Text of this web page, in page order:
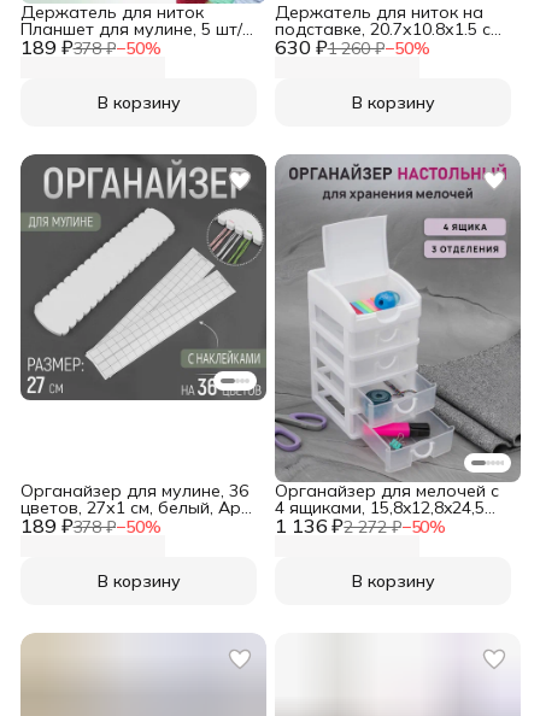
189 ₽378 ₽−50%
Держатель для ниток
Планшет для мулине, 5 шт/
упак, Hobby&Pro
В корзину
630 ₽1 260 ₽−50%
Держатель для ниток на
подставке, 20.7х10.8х1.5 см,
h 36.5 см, Арт Узор
В корзину
189 ₽378 ₽−50%
Органайзер для мулине, 36
цветов, 27х1 см, белый, Арт
Узор
В корзину
1 136 ₽2 272 ₽−50%
Органайзер для мелочей с
4 ящиками, 15,8x12,8x24,5
см, Hobby&Pro
В корзину